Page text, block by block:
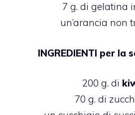
7 g. di gelatina
un’arancia non
INGREDIENTI per la
200 g. di
70 g. di